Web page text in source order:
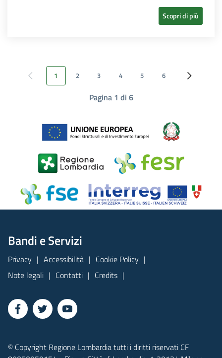
Scopri di più
Pagina precedente
1 2 3 4 5 6 Pagina
Pagina 1 di 6
Bandi e Servizi
Privacy Accessibilità
Cookie Policy
Note legali
Contatti Credits
© Copyright Regione Lombardia tutti i diritti riservati CF